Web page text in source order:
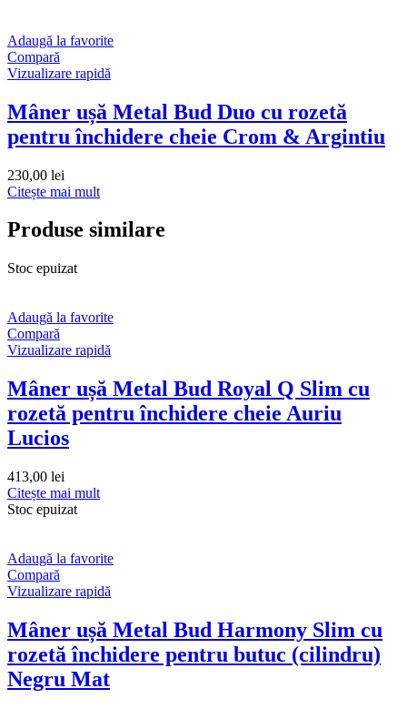
Adaugă la favorite
Compară
Vizualizare rapidă
Mâner ușă Metal Bud Duo cu rozetă
pentru închidere cheie Crom & Argintiu
230,00 lei
Citește mai mult
Produse similare
Stoc epuizat
Adaugă la favorite
Compară
Vizualizare rapidă
Mâner ușă Metal Bud Royal Q Slim cu
rozetă pentru închidere cheie Auriu
Lucios
413,00 lei
Citește mai mult
Stoc epuizat
Adaugă la favorite
Compară
Vizualizare rapidă
Mâner ușă Metal Bud Harmony Slim cu
rozetă închidere pentru butuc (cilindru)
Negru Mat